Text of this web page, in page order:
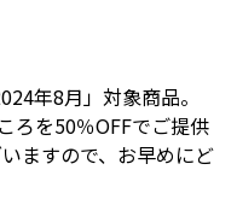
年8月」対象商品。
ろを50％OFFでご提供
ますので、お早めにど